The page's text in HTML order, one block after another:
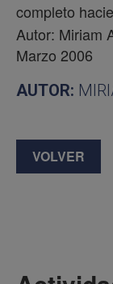
completo
Autor: Miriam
Marzo 2006
AUTOR:
VOLVER